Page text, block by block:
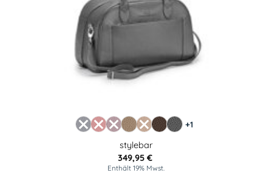
+1
stylebar
349,95 €
Enthält 19% Mwst.